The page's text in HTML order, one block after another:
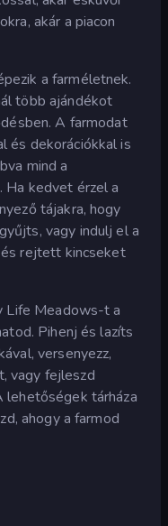
akár a piacon
a farméletnek.
több ajándékot
A farmodat
és dekorációkkal is
mind a
Ha kedvet érzel a
tájakra, hogy
vagy indulj el a
rejtett kincseket
Life Meadows-t a
Pihenj és lazíts
versenyezz,
vagy fejleszd
lehetőségek tárháza
ahogy a farmod